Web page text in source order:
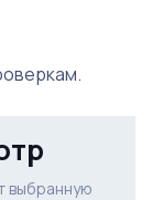
выбранную